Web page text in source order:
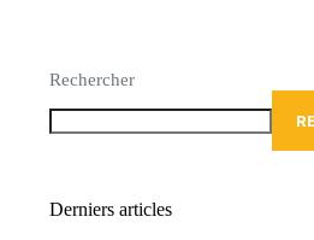
Rechercher
Derniers articles